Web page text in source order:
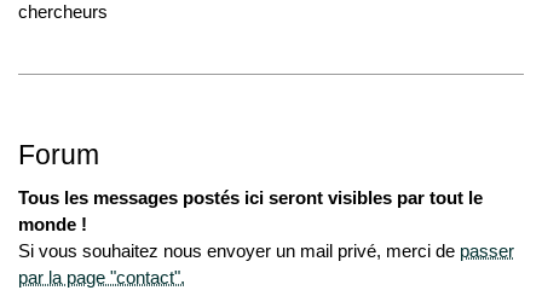
chercheurs
Forum
Tous les messages postés ici seront visibles par tout le
monde !
Si vous souhaitez nous envoyer un mail privé, merci de passer
par la page "contact".